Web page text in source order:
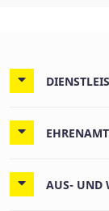
EHRENAMT
AUS- UND